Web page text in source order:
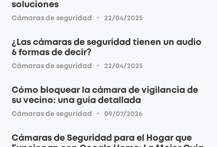
soluciones
Cámaras de seguridad · 22/04/2025
¿Las cámaras de seguridad tienen un audio
6 formas de decir?
Cámaras de seguridad · 22/04/2025
Cómo bloquear la cámara de vigilancia de
su vecino: una guía detallada
Cámaras de seguridad · 09/07/2026
Cámaras de Seguridad para el Hogar que